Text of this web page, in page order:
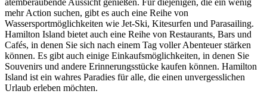
atemberaubende Aussicht genießen. Für diejenigen, die ein wenig
mehr Action suchen, gibt es auch eine Reihe von
Wassersportmöglichkeiten wie Jet-Ski, Kitesurfen und Parasailing.
Hamilton Island bietet auch eine Reihe von Restaurants, Bars und
Cafés, in denen Sie sich nach einem Tag voller Abenteuer stärken
können. Es gibt auch einige Einkaufsmöglichkeiten, in denen Sie
Souvenirs und andere Erinnerungsstücke kaufen können. Hamilton
Island ist ein wahres Paradies für alle, die einen unvergesslichen
Urlaub erleben möchten.